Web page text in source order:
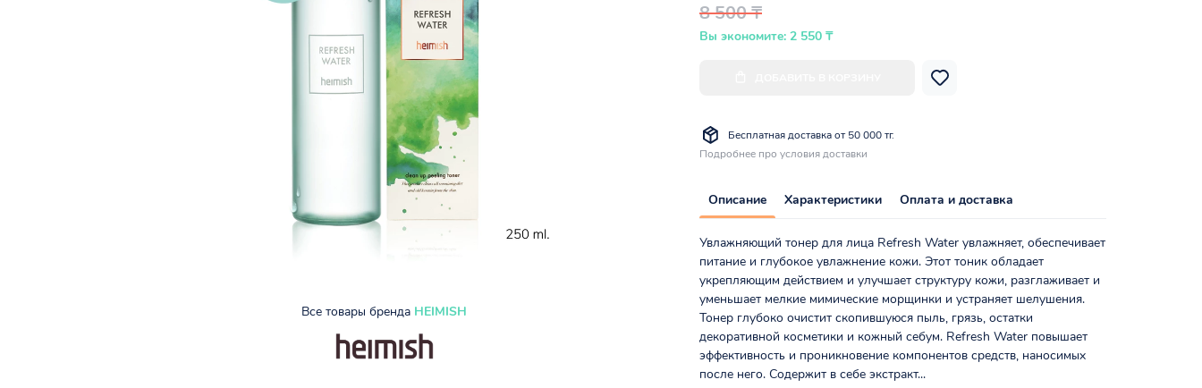
Все товары бренда HEIMISH
8 500 ₸
Вы экономите: 2 550 ₸
Бесплатная доставка от 50 000 тг.
Подробнее про условия доставки
Описание Характеристики Оплата и доставка
Увлажняющий тонер для лица Refresh Water увлажняет, обеспечивает
питание и глубокое увлажнение кожи. Этот тоник обладает
укрепляющим действием и улучшает структуру кожи, разглаживает и
уменьшает мелкие мимические морщинки и устраняет шелушения.
Тонер глубоко очистит скопившуюся пыль, грязь, остатки
декоративной косметики и кожный себум. Refresh Water повышает
эффективность и проникновение компонентов средств, наносимых
после него. Содержит в себе экстракт...